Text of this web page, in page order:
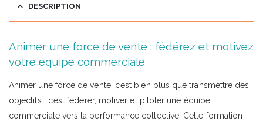
DESCRIPTION
Animer une force de vente : fédérez et motivez
votre équipe commerciale
Animer une force de vente, c’est bien plus que transmettre des
objectifs : c’est fédérer, motiver et piloter une équipe
commerciale vers la performance collective. Cette formation